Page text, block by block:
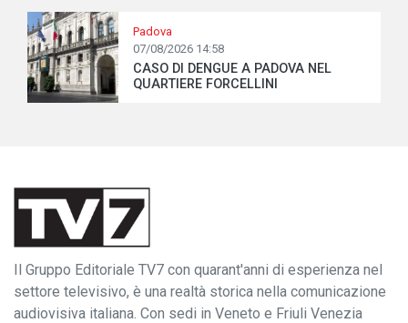
Padova
07/08/2026 14:58
CASO DI DENGUE A PADOVA NEL
QUARTIERE FORCELLINI
Il Gruppo Editoriale TV7 con quarant'anni di esperienza nel
settore televisivo, è una realtà storica nella comunicazione
audiovisiva italiana. Con sedi in Veneto e Friuli Venezia